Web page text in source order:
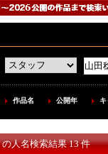
作品名 公開年
人名検索結果 13 件